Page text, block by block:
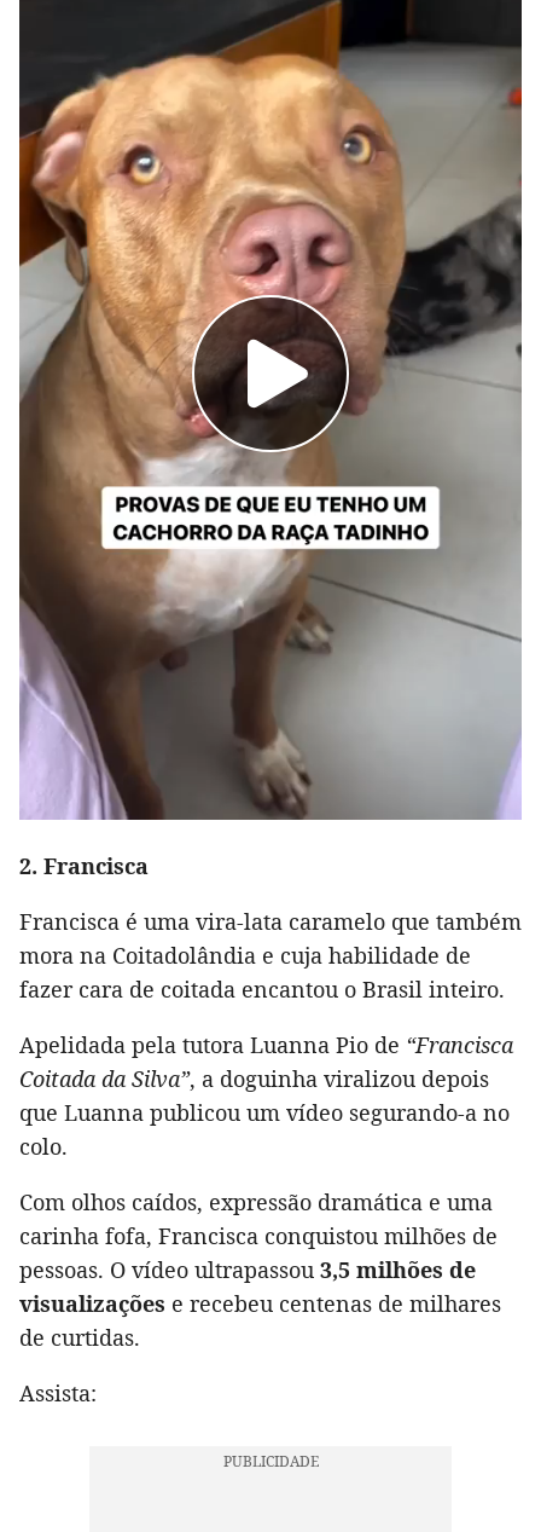
2. Francisca
Francisca é uma vira-lata caramelo que também
mora na Coitadolândia e cuja habilidade de
fazer cara de coitada encantou o Brasil inteiro.
Apelidada pela tutora Luanna Pio de “Francisca
Coitada da Silva”, a doguinha viralizou depois
que Luanna publicou um vídeo segurando-a no
colo.
Com olhos caídos, expressão dramática e uma
carinha fofa, Francisca conquistou milhões de
pessoas. O vídeo ultrapassou 3,5 milhões de
visualizações e recebeu centenas de milhares
de curtidas.
Assista: